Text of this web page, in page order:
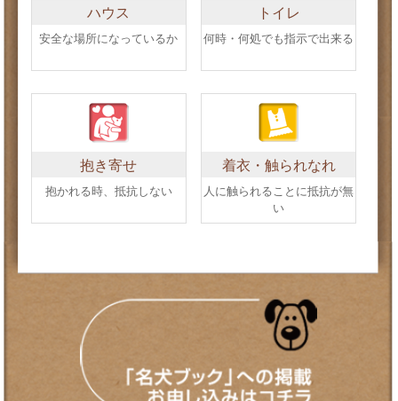
ハウス
安全な場所になっているか
トイレ
何時・何処でも指示で出来る
抱き寄せ
抱かれる時、抵抗しない
着衣・触られなれ
人に触られることに抵抗が無
い